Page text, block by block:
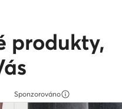
produkty,
Sponzorováno